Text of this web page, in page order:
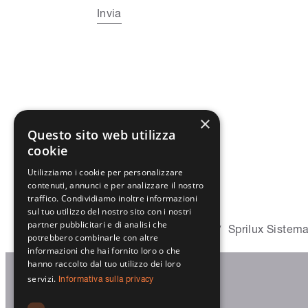
Invia
Home / Prodotto / / Sprilux
×
Questo sito web utilizza
cookie
Utilizziamo i cookie per personalizzare
contenuti, annunci e per analizzare il nostro
traffico. Condividiamo inoltre informazioni
sul tuo utilizzo del nostro sito con i nostri
partner pubblicitari e di analisi che
potrebbero combinarle con altre
informazioni che hai fornito loro o che
hanno raccolto dal tuo utilizzo dei loro
servizi. Informativa sulla privacy